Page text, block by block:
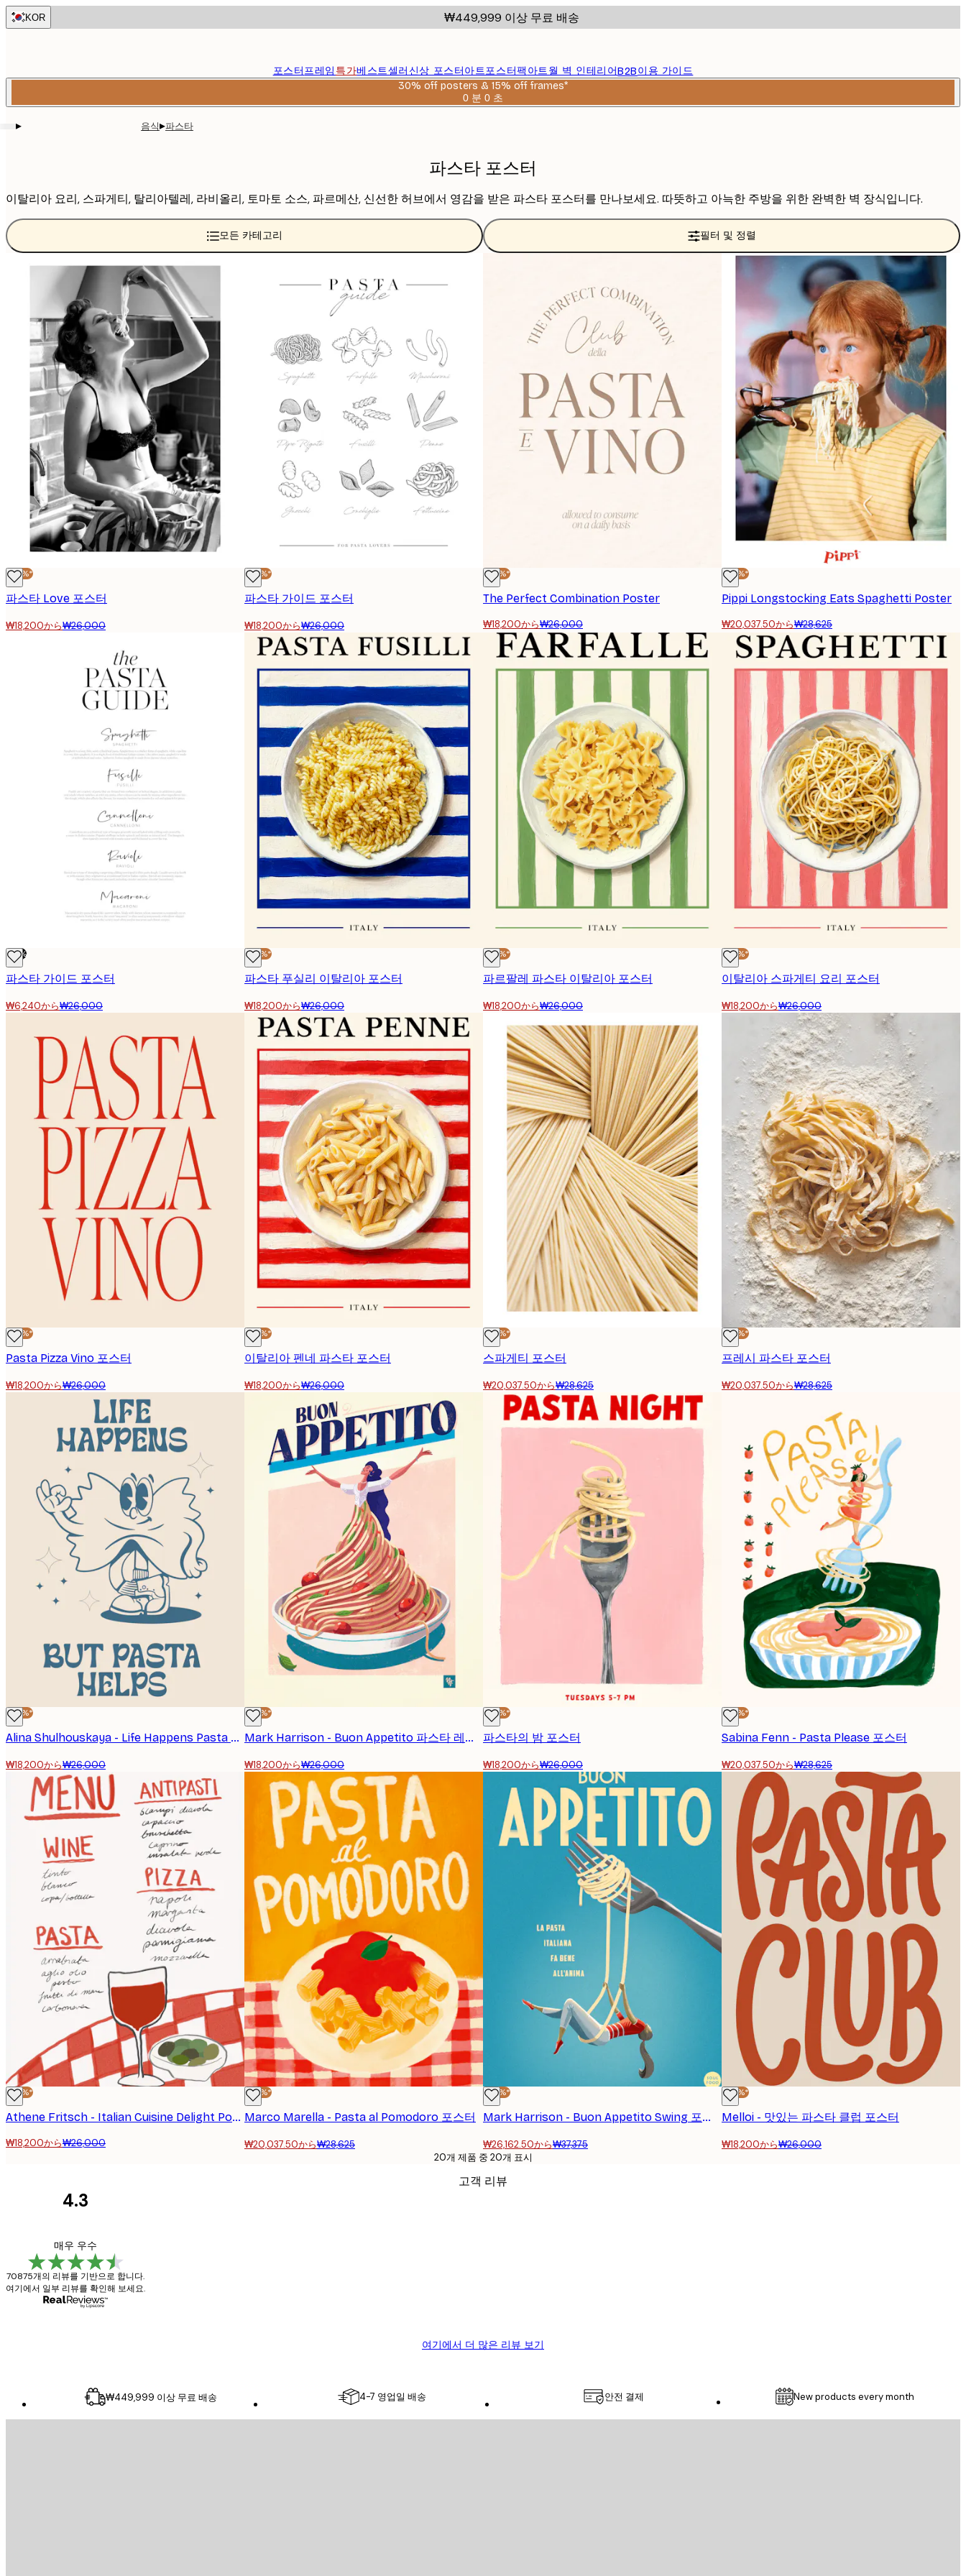
Skip
to
KOR ₩449,999 이상 무료 배송
포스터프레임 특가베스트셀러 신상 포스터아트포스터팩 아트월 벽 인테리어B2B이용 가이드
30% off posters & 15% off frames*
0 분 0 초
유
08-
06
▸ 음식▸파스타
파스타 포스터
이탈리아 요리, 스파게티, 탈리아텔레, 라비올리, 토마토 소스, 파르메산, 신선한 허브에서 영감을 받은 파스타 포스터를 만나보세요. 따뜻하고 아늑한 주방을 위한 완벽한 벽 장식입니다.
모든 카테고리 필터 및 정렬
-30%*
파스타 Love 포스터
₩18,200から₩26,000
-30%*
파스타 가이드 포스터
₩18,200から₩26,000
-30%*
The Perfect Combination Poster
₩18,200から₩26,000
-30%*
Pippi Longstocking Eats Spaghetti Poster
₩20,037.50から₩28,625
-76%
파스타 가이드 포스터
₩6,240から₩26,000
-30%*
파스타 푸실리 이탈리아 포스터
₩18,200から₩26,000
-30%*
파르팔레 파스타 이탈리아 포스터
₩18,200から₩26,000
-30%*
이탈리아 스파게티 요리 포스터
₩18,200から₩26,000
-30%*
Pasta Pizza Vino 포스터
₩18,200から₩26,000
-30%*
이탈리아 펜네 파스타 포스터
₩18,200から₩26,000
-30%*
스파게티 포스터
₩20,037.50から₩28,625
-30%*
프레시 파스타 포스터
₩20,037.50から₩28,625
-30%*
Alina Shulhouskaya - Life Happens Pasta Helps 포스터
₩18,200から₩26,000
-30%*
Mark Harrison - Buon Appetito 파스타 레이디 포스터
₩18,200から₩26,000
-30%*
파스타의 밤 포스터
₩18,200から₩26,000
-30%*
Sabina Fenn - Pasta Please 포스터
₩20,037.50から₩28,625
-30%*
Athene Fritsch - Italian Cuisine Delight Poster
₩18,200から₩26,000
-30%*
Marco Marella - Pasta al Pomodoro 포스터
₩20,037.50から₩28,625
-30%*
Mark Harrison - Buon Appetito Swing 포스터
₩26,162.50から₩37,375
-30%*
Melloi - 맛있는 파스타 클럽 포스터
₩18,200から₩26,000
20개 제품 중 20개 표시
고객 리뷰
4.3
매우 우수
70875개의 리뷰를 기반으로 합니다.
여기에서 일부 리뷰를 확인해 보세요.
여기에서 더 많은 리뷰 보기
구독하기
₩449,999 이상 무료 배송 4-7 영업일 배송 안전 결제 New products every month